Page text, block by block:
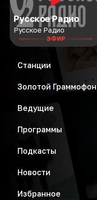
Русское Радио
Русское Радио
ЭФИР
Станции
Золотой Граммофон
Ведущие
Программы
Подкасты
Новости
Избранное